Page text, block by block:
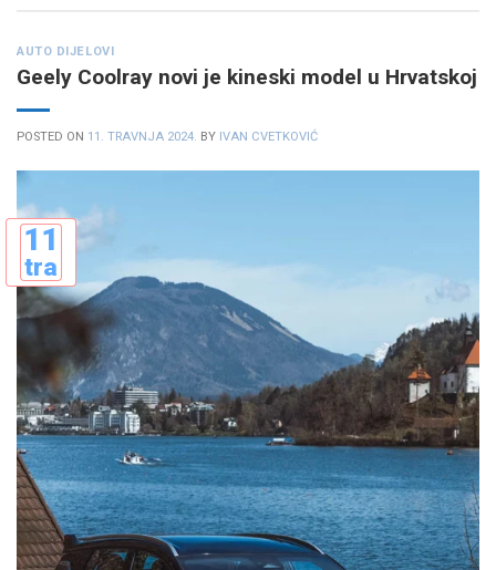
AUTO DIJELOVI
Geely Coolray novi je kineski model u Hrvatskoj
POSTED ON 11. TRAVNJA 2024. BY IVAN CVETKOVIĆ
11
tra